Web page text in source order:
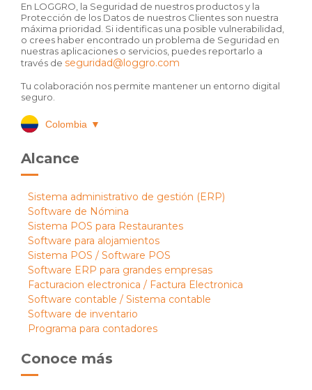
En LOGGRO, la Seguridad de nuestros productos y la
Protección de los Datos de nuestros Clientes son nuestra
máxima prioridad. Si identificas una posible vulnerabilidad,
o crees haber encontrado un problema de Seguridad en
nuestras aplicaciones o servicios, puedes reportarlo a
través de seguridad@loggro.com
Tu colaboración nos permite mantener un entorno digital
seguro.
Colombia ▼
Alcance
Sistema administrativo de gestión (ERP)
Software de Nómina
Sistema POS para Restaurantes
Software para alojamientos
Sistema POS / Software POS
Software ERP para grandes empresas
Facturacion electronica / Factura Electronica
Software contable / Sistema contable
Software de inventario
Programa para contadores
Conoce más